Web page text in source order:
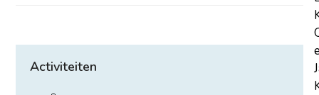
Activiteiten